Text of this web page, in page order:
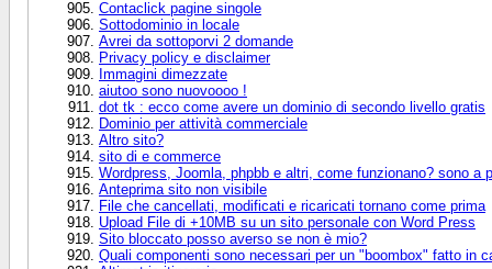
Contaclick pagine singole
Sottodominio in locale
Avrei da sottoporvi 2 domande
Privacy policy e disclaimer
Immagini dimezzate
aiutoo sono nuovoooo !
dot tk : ecco come avere un dominio di secondo livello gratis
Dominio per attività commerciale
Altro sito?
sito di e commerce
Wordpress, Joomla, phpbb e altri, come funzionano? sono a
Anteprima sito non visibile
File che cancellati, modificati e ricaricati tornano come prima
Upload File di +10MB su un sito personale con Word Press
Sito bloccato posso averso se non è mio?
Quali componenti sono necessari per un "boombox" fatto in